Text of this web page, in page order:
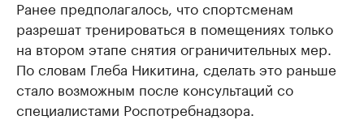
Ранее предполагалось, что спортсменам
разрешат тренироваться в помещениях только
на втором этапе снятия ограничительных мер.
По словам Глеба Никитина, сделать это раньше
стало возможным после консультаций со
специалистами Роспотребнадзора.